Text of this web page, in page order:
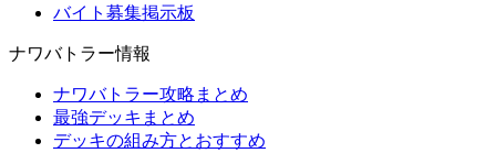
バイト募集掲示板
ナワバトラー情報
ナワバトラー攻略まとめ
最強デッキまとめ
デッキの組み方とおすすめ